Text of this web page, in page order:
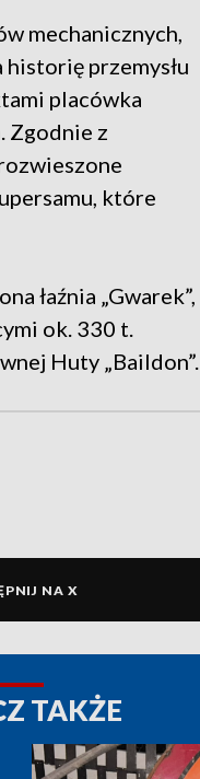
mechanicznych,
przemysłu
placówka
Zgodnie z
które
łaźnia „Gwarek”,
ok. 330 t.
Huty „Baildon”.
NA X
TAKŻE